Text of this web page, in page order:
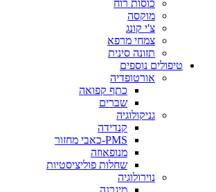
כוסות רוח
מוקסה
צ'י קונג
צמחי מרפא
תזונה סינית
טיפולים נוספים
אורטופדיה
כתף קפואה
שברים
גניקולוגיה
קנדידה
PMS-כאבי מחזור
מנופאוזה
שחלות פוליציסטיות
נוירולוגיה
מיגרנה